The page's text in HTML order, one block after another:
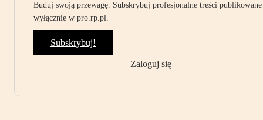
Buduj swoją przewagę. Subskrybuj profesjonalne treści publikowane
wyłącznie w pro.rp.pl.
Subskrybuj!
Zaloguj się